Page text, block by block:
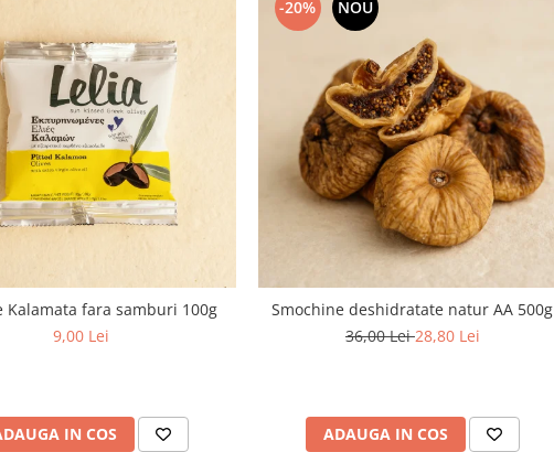
Kalamata fara samburi 100g
9,00 Lei
IN COS
-20% NOU
Smochine deshidratate natur AA 500g
36,00 Lei28,80 Lei
ADAUGA IN COS